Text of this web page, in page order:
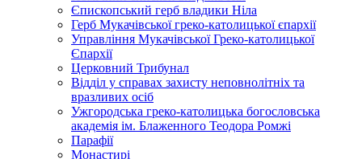
Єпископський герб владики Ніла
Герб Мукачівської греко-католицької єпархії
Управління Мукачівської Греко-католицької
Єпархії
Церковний Трибунал
Відділ у справах захисту неповнолітніх та
вразливих осіб
Ужгородська греко-католицька богословська
академія ім. Блаженного Теодора Ромжі
Парафії
Монастирі